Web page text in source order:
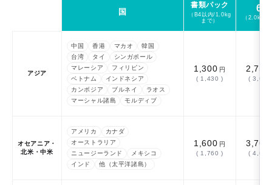
国
書類パック
（B4以内/1.0kg
まで）
60
（2.0kgま
アジア
中国 香港 マカオ
韓国
台湾
タイ
シンガポール
マレーシア
フィリピン
ベトナム
インドネシア
カンボジア
ブルネイ
ラオス
マーシャル諸島
モルディブ
1,300 円
( 1,430 )
2,750
( 3,025
オセアニア・
北米・中米
アメリカ
カナダ
オーストラリア
ニュージーランド
メキシコ
インド
他（太平洋諸島）
1,600 円
( 1,760 )
3,700
( 4,070